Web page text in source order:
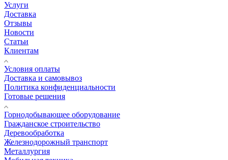
Услуги
Доставка
Отзывы
Новости
Статьи
Клиентам
Условия оплаты
Доставка и самовывоз
Политика конфиденциальности
Готовые решения
Горнодобывающее оборудование
Гражданское строительство
Деревообработка
Железнодорожный транспорт
Металлургия